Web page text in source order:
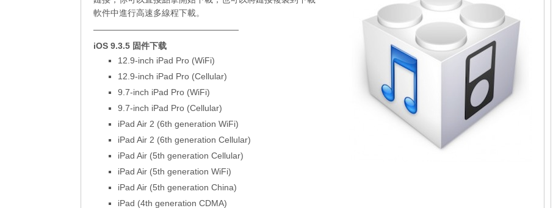
軟件中進行高速多線程下載。
—————————————————
iOS 9.3.5 固件下载
12.9-inch iPad Pro (WiFi)
12.9-inch iPad Pro (Cellular)
9.7-inch iPad Pro (WiFi)
9.7-inch iPad Pro (Cellular)
iPad Air 2 (6th generation WiFi)
iPad Air 2 (6th generation Cellular)
iPad Air (5th generation Cellular)
iPad Air (5th generation WiFi)
iPad Air (5th generation China)
iPad (4th generation CDMA)